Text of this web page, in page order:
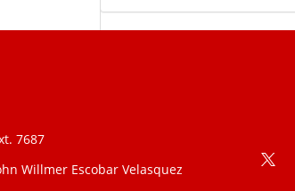
7687
Willmer Escobar Velasquez